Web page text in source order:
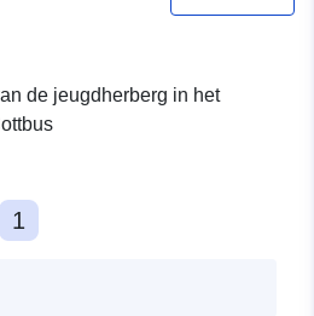
de jeugdherberg in het
1